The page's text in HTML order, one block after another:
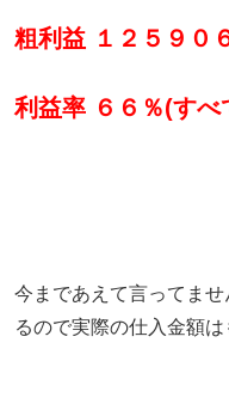
粗利益 １２５９０
利益率 ６６％(すべ
今まであえて言ってま
るので実際の仕入金額は